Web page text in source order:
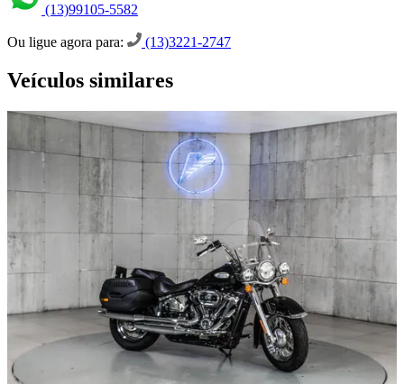
(13)99105-5582
Ou ligue agora para: (13)3221-2747
Veículos similares